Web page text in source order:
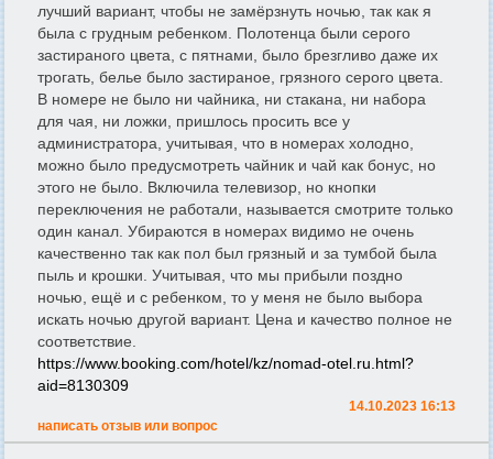
лучший вариант, чтобы не замёрзнуть ночью, так как я
была с грудным ребенком. Полотенца были серого
застираного цвета, с пятнами, было брезгливо даже их
трогать, белье было застираное, грязного серого цвета.
В номере не было ни чайника, ни стакана, ни набора
для чая, ни ложки, пришлось просить все у
администратора, учитывая, что в номерах холодно,
можно было предусмотреть чайник и чай как бонус, но
этого не было. Включила телевизор, но кнопки
переключения не работали, называется смотрите только
один канал. Убираются в номерах видимо не очень
качественно так как пол был грязный и за тумбой была
пыль и крошки. Учитывая, что мы прибыли поздно
ночью, ещё и с ребенком, то у меня не было выбора
искать ночью другой вариант. Цена и качество полное не
соответствие.
https://www.booking.com/hotel/kz/nomad-otel.ru.html?
aid=8130309
14.10.2023 16:13
написать отзыв или вопрос